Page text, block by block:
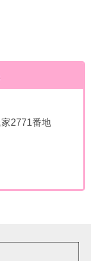
2771番地